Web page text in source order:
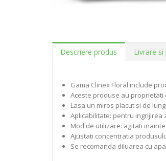
Descriere produs Livrare si
Gama Clinex Floral include
Aceste produse au
Lasa un miros placut si de
Aplicabilitate: pentru
Mod de utilizare: agitati
Ajustati concentratia
Se recomanda diluarea cu